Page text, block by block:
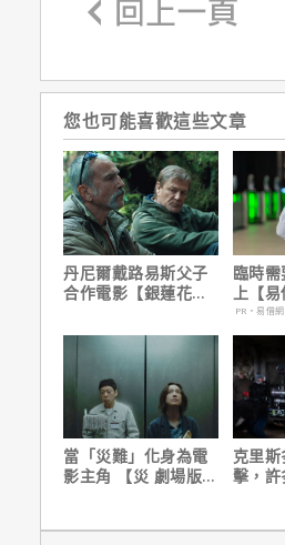
您也可能喜歡這些文章
丹尼爾戴路易斯父子
合作電影【銀蓮花】
播推薦
臨時需
上【
幫！資
PR・易借網
當「災難」化身為電
影主角 【災 劇場版】
克里
擊，許